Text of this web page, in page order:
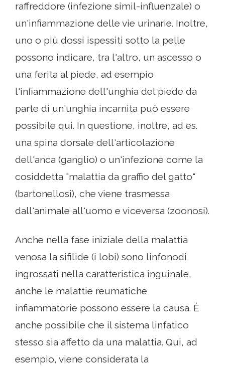
raffreddore (infezione simil-influenzale) o
un'infiammazione delle vie urinarie. Inoltre,
uno o più dossi ispessiti sotto la pelle
possono indicare, tra l'altro, un ascesso o
una ferita al piede, ad esempio
l'infiammazione dell'unghia del piede da
parte di un'unghia incarnita può essere
possibile qui. In questione, inoltre, ad es.
una spina dorsale dell'articolazione
dell'anca (ganglio) o un'infezione come la
cosiddetta "malattia da graffio del gatto"
(bartonellosi), che viene trasmessa
dall'animale all'uomo e viceversa (zoonosi).
Anche nella fase iniziale della malattia
venosa la sifilide (i lobi) sono linfonodi
ingrossati nella caratteristica inguinale,
anche le malattie reumatiche
infiammatorie possono essere la causa. È
anche possibile che il sistema linfatico
stesso sia affetto da una malattia. Qui, ad
esempio, viene considerata la